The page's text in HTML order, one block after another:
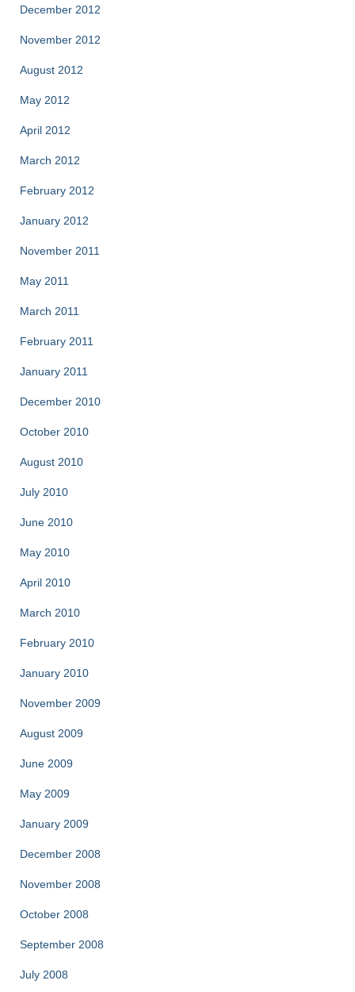
December 2012
November 2012
August 2012
May 2012
April 2012
March 2012
February 2012
January 2012
November 2011
May 2011
March 2011
February 2011
January 2011
December 2010
October 2010
August 2010
July 2010
June 2010
May 2010
April 2010
March 2010
February 2010
January 2010
November 2009
August 2009
June 2009
May 2009
January 2009
December 2008
November 2008
October 2008
September 2008
July 2008